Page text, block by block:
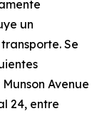
un
Se
Avenue
24, entre